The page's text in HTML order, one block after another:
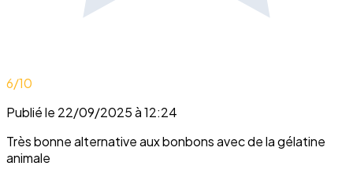
6/10
Publié le 22/09/2025 à 12:24
Très bonne alternative aux bonbons avec de la gélatine
animale